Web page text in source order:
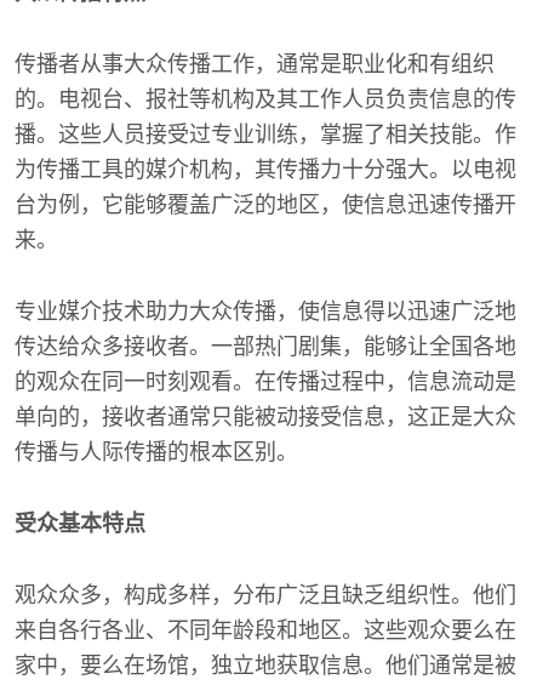
传播者从事大众传播工作，通常是职业化和有组织
的。电视台、报社等机构及其工作人员负责信息的传
播。这些人员接受过专业训练，掌握了相关技能。作
为传播工具的媒介机构，其传播力十分强大。以电视
台为例，它能够覆盖广泛的地区，使信息迅速传播开
来。
专业媒介技术助力大众传播，使信息得以迅速广泛地
传达给众多接收者。一部热门剧集，能够让全国各地
的观众在同一时刻观看。在传播过程中，信息流动是
单向的，接收者通常只能被动接受信息，这正是大众
传播与人际传播的根本区别。
受众基本特点
观众众多，构成多样，分布广泛且缺乏组织性。他们
来自各行各业、不同年龄段和地区。这些观众要么在
家中，要么在场馆，独立地获取信息。他们通常是被